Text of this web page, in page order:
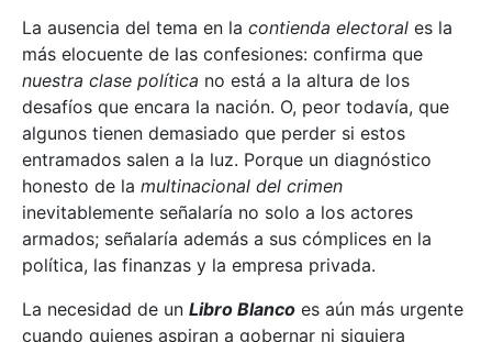
La ausencia del tema en la contienda electoral es la
más elocuente de las confesiones: confirma que
nuestra clase política no está a la altura de los
desafíos que encara la nación. O, peor todavía, que
algunos tienen demasiado que perder si estos
entramados salen a la luz. Porque un diagnóstico
honesto de la multinacional del crimen
inevitablemente señalaría no solo a los actores
armados; señalaría además a sus cómplices en la
política, las finanzas y la empresa privada.
La necesidad de un Libro Blanco es aún más urgente
cuando quienes aspiran a gobernar ni siquiera